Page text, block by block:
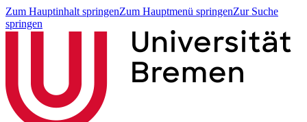
Zum Hauptinhalt springenZum Hauptmenü springenZur Suche
springen